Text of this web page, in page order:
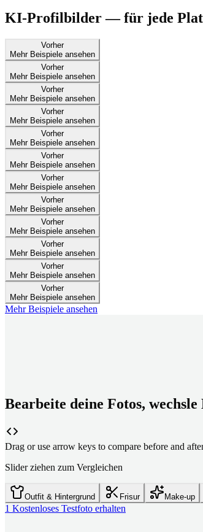
KI-Profilbilder — für jede
Vorher
Mehr Beispiele ansehen
Vorher
Mehr Beispiele ansehen
Vorher
Mehr Beispiele ansehen
Vorher
Mehr Beispiele ansehen
Vorher
Mehr Beispiele ansehen
Vorher
Mehr Beispiele ansehen
Vorher
Mehr Beispiele ansehen
Vorher
Mehr Beispiele ansehen
Vorher
Mehr Beispiele ansehen
Vorher
Mehr Beispiele ansehen
Vorher
Mehr Beispiele ansehen
Vorher
Mehr Beispiele ansehen
Mehr Beispiele ansehen
Bearbeite deine Fotos,
Drag or use arrow keys to compare before and
Slider ziehen zum Vergleichen
Outfit & Hintergrund Frisur Make-up
1 Kostenloses Testfoto erhalten